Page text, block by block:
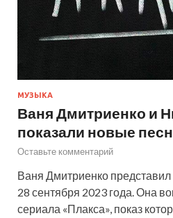
МУЗЫКА
Ваня Дмитриенко и
показали новые
Оставьте комментарий
Ваня Дмитриенко
28 сентября 2023 года. Она
сериала «Плакса», показ